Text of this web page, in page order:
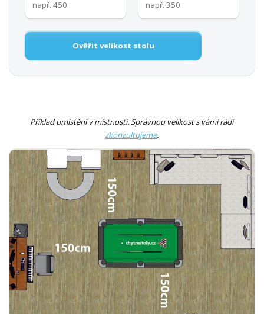
Ověřit velikost stolu
Příklad umístění v místnosti. Správnou velikost s vámi rádi
zkonzultujeme.